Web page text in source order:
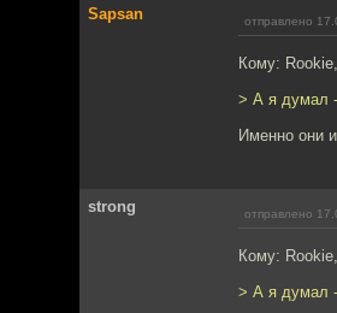
Sapsan отправлено
Кому: Rookie,
> А я думал
Именно они
strong отправлено
Кому: Rookie,
> А я думал